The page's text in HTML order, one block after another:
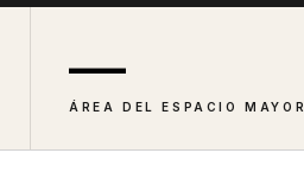
—
ÁREA DEL ESPACIO MAYOR